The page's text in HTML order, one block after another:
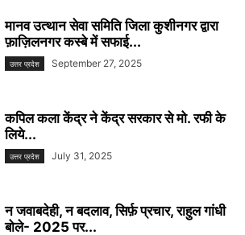
मानव उत्थान सेवा समिति जिला कुशीनगर द्वारा
फ़ाज़िलनगर कस्बे में सफाई...
उत्तर प्रदेश September 27, 2025
कपिल कला केंद्र ने केंद्र सरकार से मो. रफी के
लिये...
उत्तर प्रदेश July 31, 2025
न जवाबदेही, न बदलाव, सिर्फ़ प्रचार, राहुल गांधी
बोले- 2025 पर...